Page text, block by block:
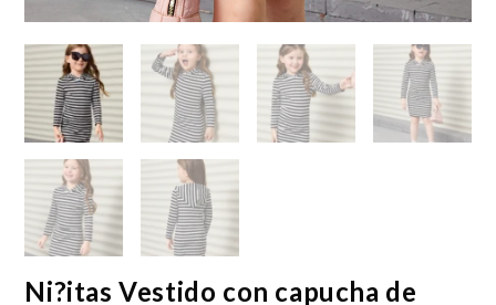
Ni?itas Vestido con capucha de